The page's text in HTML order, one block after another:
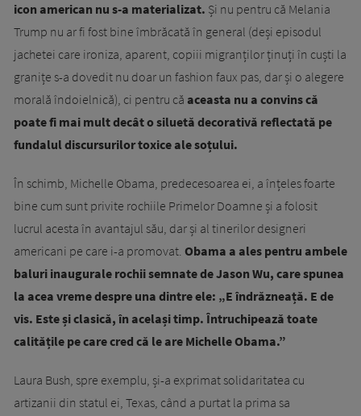
icon american nu s-a materializat. Și nu pentru că Melania
Trump nu ar fi fost bine îmbrăcată în general (deși episodul
jachetei care ironiza, aparent, copiii migranților ținuți în cuști la
granițe s-a dovedit nu doar un fashion faux pas, dar și o alegere
morală îndoielnică), ci pentru că aceasta nu a convins că
poate fi mai mult decât o siluetă decorativă reflectată pe
fundalul discursurilor toxice ale soțului.
În schimb, Michelle Obama, predecesoarea ei, a înțeles foarte
bine cum sunt privite rochiile Primelor Doamne și a folosit
lucrul acesta în avantajul său, dar și al tinerilor designeri
americani pe care i-a promovat. Obama a ales pentru ambele
baluri inaugurale rochii semnate de Jason Wu, care spunea
la acea vreme despre una dintre ele: „E îndrăzneață. E de
vis. Este și clasică, în același timp. Întruchipează toate
calitățile pe care cred că le are Michelle Obama.”
Laura Bush, spre exemplu, și-a exprimat solidaritatea cu
artizanii din statul ei, Texas, când a purtat la prima sa